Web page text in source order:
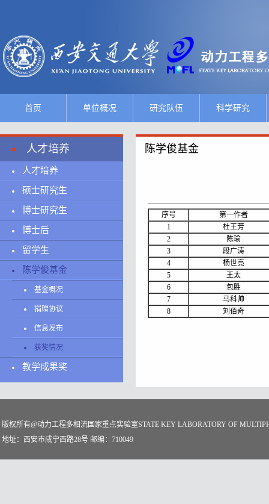
首页 单位概况 研究队伍 科学研究
人才培养
人才培养
硕士研究生
博士研究生
博士后
留学生
陈学俊基金
基金概况
捐赠协议
信息发布
获奖情况
教学成果奖
陈学俊基金
序号
第一作者
1
杜王芳
2
陈瑜
3
段广涛
4
杨世亮
5
王太
6
包胜
7
马科帅
8
刘佰奇
版权所有@动力工程多相流国家重点实验室STATE KEY LABORATORY OF
地址：西安市咸宁西路28号 邮编：710049